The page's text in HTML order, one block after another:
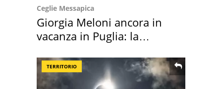
Ceglie Messapica
Giorgia Meloni ancora in
vacanza in Puglia: la
TERRITORIO